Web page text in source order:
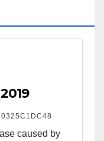
caused by